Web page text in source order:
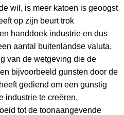
wil, is meer katoen is geoogst
op zijn beurt trok
handdoek industrie en dus
aantal buitenlandse valuta.
van de wetgeving die de
bijvoorbeeld gunsten door de
gediend om een ​​gunstig
industrie te creëren.
tot de toonaangevende